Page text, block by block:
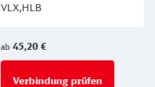
VLX,HLB
ab 45,20 €
Verbindung prüfen